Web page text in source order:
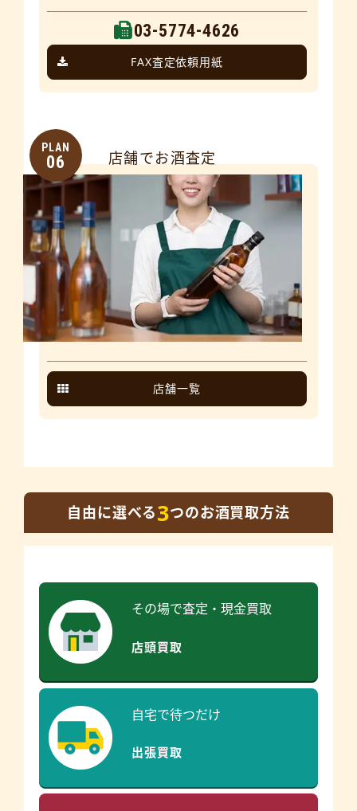
03-5774-4626
FAX査定依頼用紙
PLAN
06 店舗でお酒査定
店舗一覧
自由に選べる3つのお酒買取方法
その場で査定・現金買取
店頭買取
自宅で待つだけ
出張買取